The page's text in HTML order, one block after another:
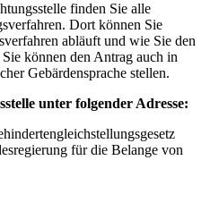
finden Sie alle
Dort können Sie
abläuft und wie Sie den
können den Antrag auch in
Gebärdensprache stellen.
unter folgender Adresse:
für die Belange von